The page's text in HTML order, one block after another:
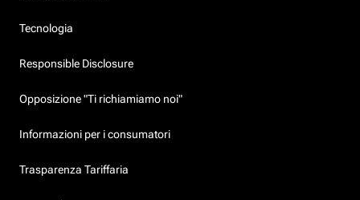
Tecnologia
Responsible Disclosure
Opposizione "Ti richiamiamo noi"
Informazioni per i consumatori
Trasparenza Tariffaria